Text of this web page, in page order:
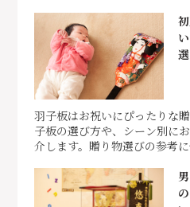
羽子板はお祝いにぴったりな
子板の選び方や、シーン別に
介します。贈り物選びの参考